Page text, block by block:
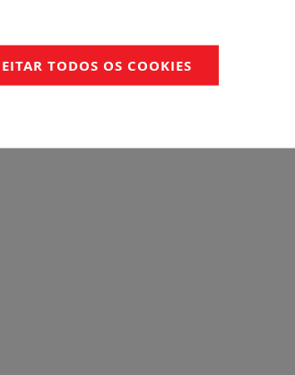
TODOS OS COOKIES